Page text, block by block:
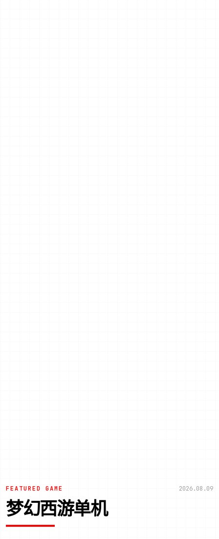
FEATURED GAME 2026.08.09
梦幻西游单机